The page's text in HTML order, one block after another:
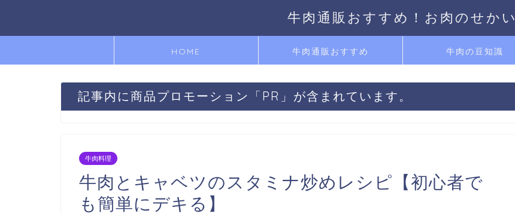
牛肉通販おすすめ！お肉のせかい
HOME 牛肉通販おすすめ 牛肉の豆知識
記事内に商品プロモーション「PR」が含まれています。
牛肉料理
牛肉とキャベツのスタミナ炒めレシピ【初心者で
も簡単にデキる】